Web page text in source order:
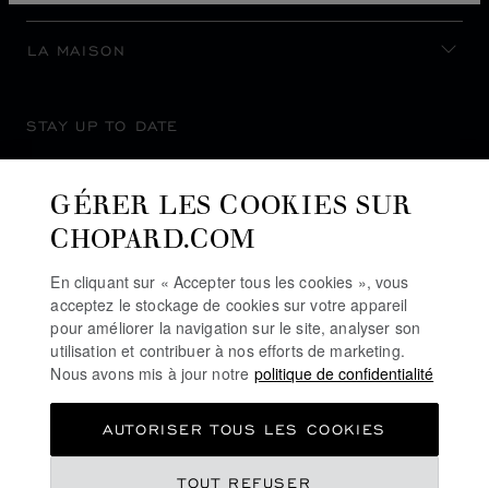
LA MAISON
STAY UP TO DATE
POLITIQUE DE CONFIDENTIALITÉ
CONDITIONS D'UTILISATION DU SITE
GÉRER LES COOKIES SUR
CHOPARD.COM
En cliquant sur « Accepter tous les cookies », vous
acceptez le stockage de cookies sur votre appareil
pour améliorer la navigation sur le site, analyser son
utilisation et contribuer à nos efforts de marketing.
Nous avons mis à jour notre politique de confidentialité
TOUT REFUSER
AUTORISER TOUS LES COOKIES